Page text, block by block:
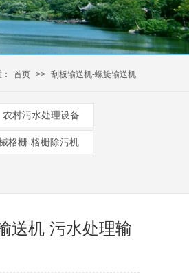
首页 >> 刮板输送机-螺旋输送机
农村污水处理设备
格栅-格栅除污机
送机 污水处理输